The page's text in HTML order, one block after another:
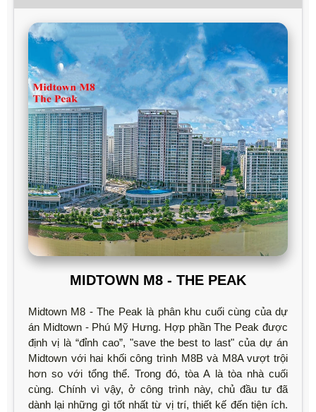
MIDTOWN M8 - THE PEAK
Midtown M8 - The Peak là phân khu cuối cùng của dự
án Midtown - Phú Mỹ Hưng. Hợp phần The Peak được
định vị là “đỉnh cao”, "save the best to last" của dự án
Midtown với hai khối công trình M8B và M8A vượt trội
hơn so với tổng thể. Trong đó, tòa A là tòa nhà cuối
cùng. Chính vì vậy, ở công trình này, chủ đầu tư đã
dành lại những gì tốt nhất từ vị trí, thiết kế đến tiện ích.